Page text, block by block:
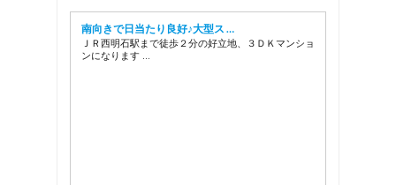
南向きで日当たり良好♪大型ス …
ＪＲ西明石駅まで徒歩２分の好立地、３ＤＫマンショ
ンになります …